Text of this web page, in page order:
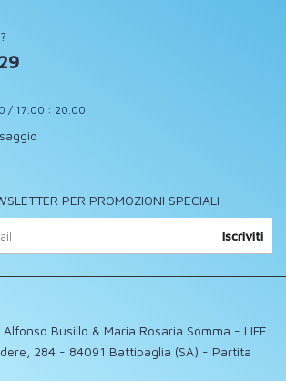
/ 17.00 : 20.00
PER PROMOZIONI SPECIALI
Iscriviti
Alfonso Busillo & Maria Rosaria Somma - LIFE
284 - 84091 Battipaglia (SA) - Partita